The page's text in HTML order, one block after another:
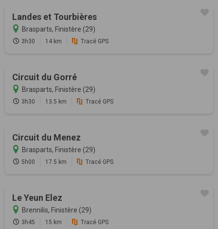
Landes et Tourbières
Brasparts, Finistère (29)
3h30 14 km Tracé GPS
Circuit du Gorré
Brasparts, Finistère (29)
3h30 13.5 km Tracé GPS
Circuit du Menez
Brasparts, Finistère (29)
5h00 17.5 km Tracé GPS
Le Yeun Elez
Brennilis, Finistère (29)
3h45 15 km Tracé GPS